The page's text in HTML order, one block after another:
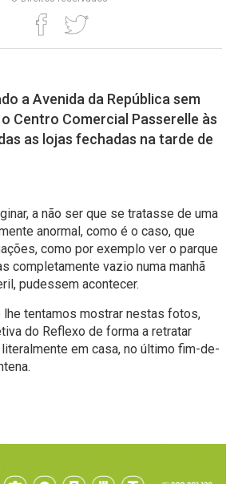
a Avenida da República sem
Centro Comercial Passerelle às
as lojas fechadas na tarde de
a não ser que se tratasse de uma
anormal, como é o caso, que
como por exemplo ver o parque
completamente vazio numa manhã
pudessem acontecer.
lhe tentamos mostrar nestas fotos,
do Reflexo de forma a retratar
em casa, no último fim-de-